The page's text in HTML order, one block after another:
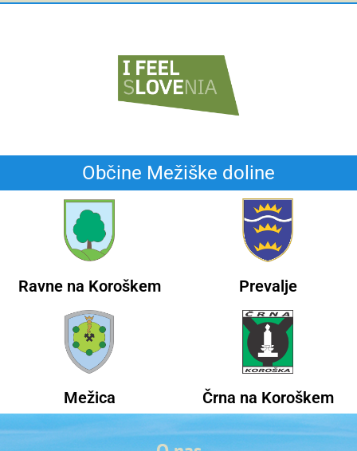
Občine Mežiške doline
Ravne na Koroškem Prevalje
Mežica Črna na Koroškem